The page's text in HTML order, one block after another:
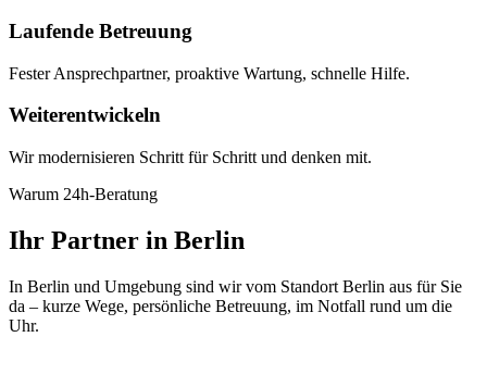
Laufende Betreuung
Fester Ansprechpartner, proaktive Wartung, schnelle Hilfe.
Weiterentwickeln
Wir modernisieren Schritt für Schritt und denken mit.
Warum 24h-Beratung
Ihr Partner in Berlin
In Berlin und Umgebung sind wir vom Standort Berlin aus für Sie
da – kurze Wege, persönliche Betreuung, im Notfall rund um die
Uhr.